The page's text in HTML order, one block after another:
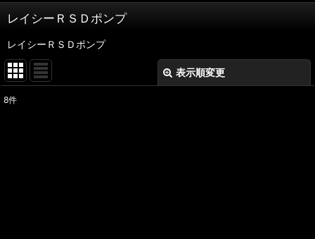
レイシーＲＳＤポンプ
レイシーＲＳＤポンプ
表示順変更
8件